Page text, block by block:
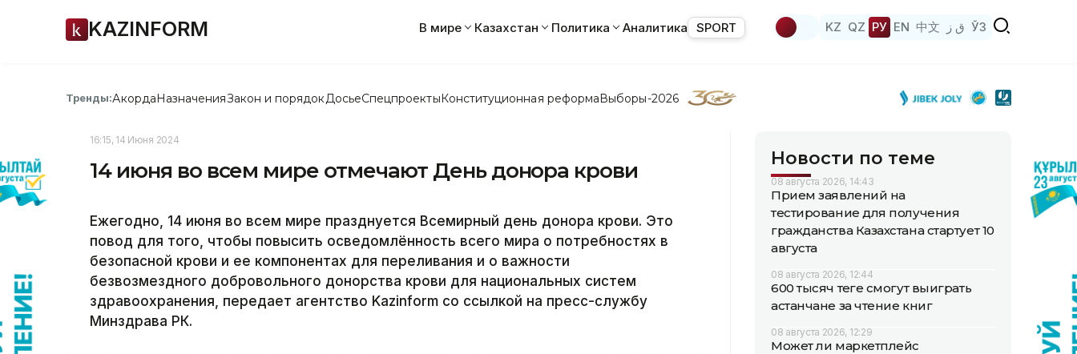
KAZINFORM В мире Казахстан Политика Аналитика SPORT KZ QZ РУ EN 中文 ق ز ЎЗ
Тренды:АкордаНазначенияЗакон и порядок ДосьеСпецпроектыКонституционная реформаВыборы-2026
16:15, 14 Июня 2024
14 июня во всем мире отмечают День донора крови
Ежегодно, 14 июня во всем мире празднуется Всемирный день донора крови. Это
повод для того, чтобы повысить осведомлённость всего мира о потребностях в
безопасной крови и ее компонентах для переливания и о важности
безвозмездного добровольного донорства крови для национальных систем
здравоохранения, передает агентство Kazinform со ссылкой на пресс-службу
Минздрава РК.
Новости по теме
08 августа 2026, 14:43
Прием заявлений на
тестирование для получения
гражданства Казахстана стартует 10
августа
08 августа 2026, 12:44
600 тысяч теңге смогут выиграть
астанчане за чтение книг
08 августа 2026, 12:29
Может ли маркетплейс